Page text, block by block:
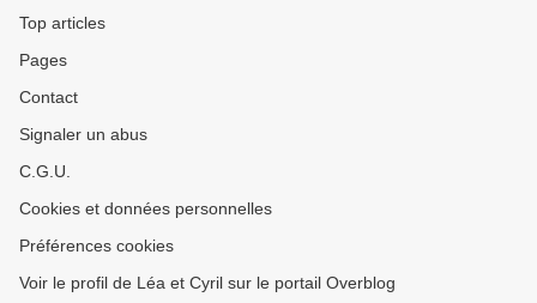
Top articles
Pages
Contact
Signaler un abus
C.G.U.
Cookies et données personnelles
Préférences cookies
Voir le profil de Léa et Cyril sur le portail Overblog